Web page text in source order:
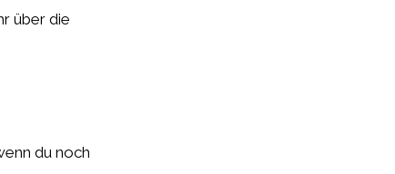
über die
du noch